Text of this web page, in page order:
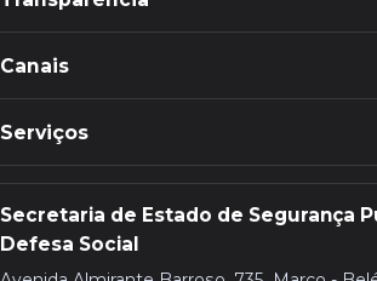
Canais
Serviços
Secretaria de Estado de Segurança
Defesa Social